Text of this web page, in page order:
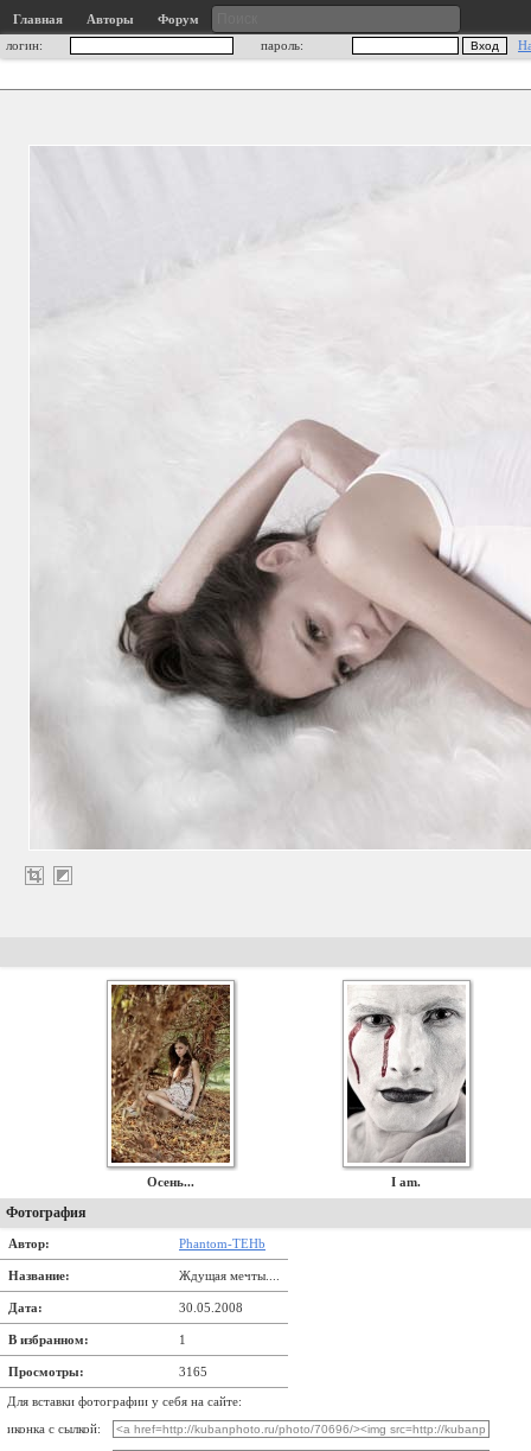
Главная Авторы
Форум
логин:
пароль:
Осень... I am.
Фотография
Автор: Phantom-TEHb
Название: Ждущая мечты....
Дата: 30.05.2008
В избранном: 1
Просмотры: 3165
Для вставки фотографии у себя на сайте:
иконка с сылкой: